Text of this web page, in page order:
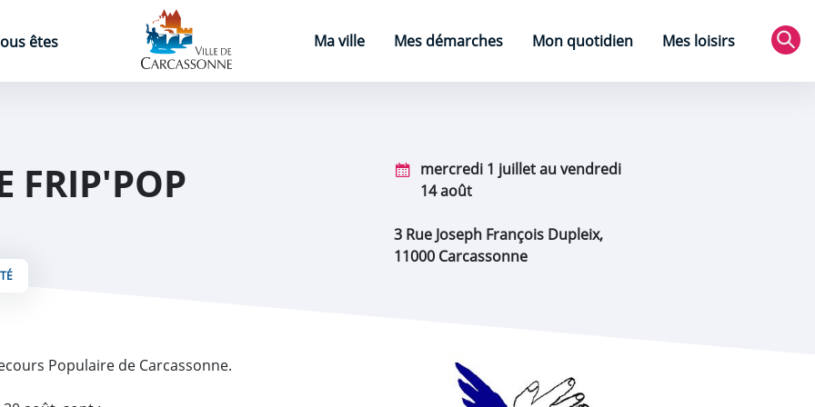
êtes
Page d'accueil
Ma ville
Mes démarches Mon quotidien
Mes loisirs
FRIP'POP
mercredi 1 juillet au vendredi
14 août
3 Rue Joseph François Dupleix,
11000 Carcassonne
Populaire de Carcassonne. Zoom de l'image